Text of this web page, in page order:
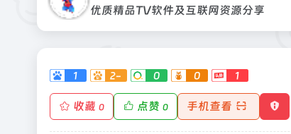
优质精品TV软件及互联网资源分享
1 2- 0 0 1
收藏 0 点赞 0 手机查看